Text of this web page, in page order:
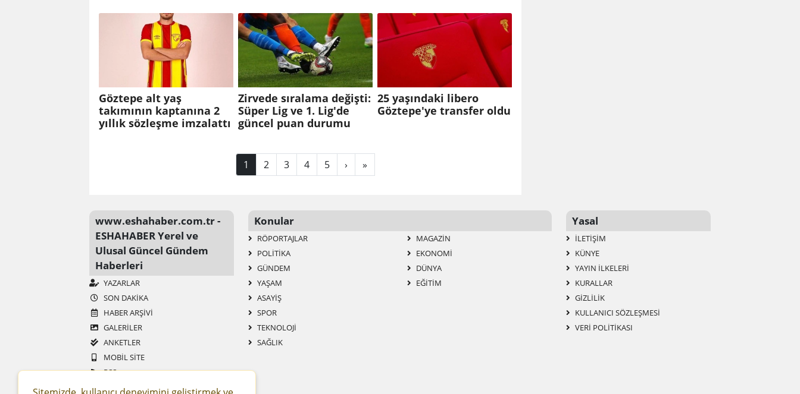
Göztepe alt yaş
takımının kaptanına 2
yıllık sözleşme imzalattı
Zirvede sıralama değişti:
Süper Lig ve 1. Lig'de
güncel puan durumu
25 yaşındaki libero
Göztepe'ye transfer oldu
1 2 3 4 5 › »
www.eshahaber.com.tr -
ESHAHABER Yerel ve
Ulusal Güncel Gündem
Haberleri
YAZARLAR
SON DAKIKA
HABER ARŞIVI
GALERİLER
ANKETLER
MOBIL SITE
RSS
SITENE EKLE
Konular
RÖPORTAJLAR
POLITIKA
GÜNDEM
YAŞAM
ASAYIŞ
SPOR
TEKNOLOJI
SAĞLIK
MAGAZIN
EKONOMI
DÜNYA
EĞITIM
Yasal
İLETIŞIM
KÜNYE
YAYIN İLKELERI
KURALLAR
GIZLILIK
KULLANICI SÖZLEŞMESI
VERI POLITIKASI